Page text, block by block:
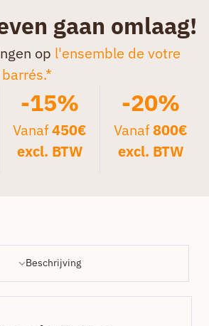
gaan omlaag!
op l'ensemble de votre
-15%
Vanaf450€
excl. BTW
-20%
Vanaf800€
excl. BTW
Beschrijving